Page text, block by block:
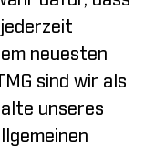
neuesten
sind wir als
unseres